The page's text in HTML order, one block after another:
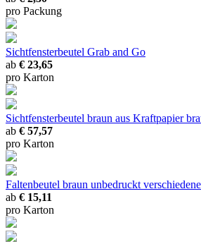
pro Packung
Sichtfensterbeutel Grab and Go
ab € 23,65
pro Karton
Sichtfensterbeutel braun aus Kraftpapier
ab € 57,57
pro Karton
Faltenbeutel braun unbedruckt
ab € 15,11
pro Karton